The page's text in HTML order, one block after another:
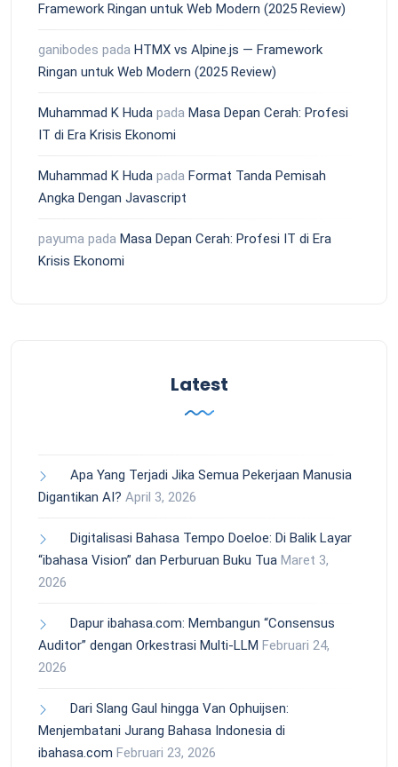
Framework Ringan untuk Web Modern (2025 Review)
ganibodes pada HTMX vs Alpine.js — Framework
Ringan untuk Web Modern (2025 Review)
Muhammad K Huda pada Masa Depan Cerah: Profesi
IT di Era Krisis Ekonomi
Muhammad K Huda pada Format Tanda Pemisah
Angka Dengan Javascript
payuma pada Masa Depan Cerah: Profesi IT di Era
Krisis Ekonomi
Latest
Apa Yang Terjadi Jika Semua Pekerjaan Manusia
Digantikan AI? April 3, 2026
Digitalisasi Bahasa Tempo Doeloe: Di Balik Layar
“ibahasa Vision” dan Perburuan Buku Tua Maret 3,
2026
Dapur ibahasa.com: Membangun “Consensus
Auditor” dengan Orkestrasi Multi-LLM Februari 24,
2026
Dari Slang Gaul hingga Van Ophuijsen:
Menjembatani Jurang Bahasa Indonesia di
ibahasa.com Februari 23, 2026